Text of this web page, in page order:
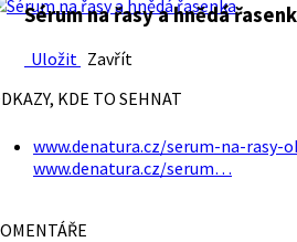
Sérum na řasy a hnědá
Uložit Zavřít
KDE TO SEHNAT
www.denatura.cz/serum-na-rasy-
www.denatura.cz/serum…